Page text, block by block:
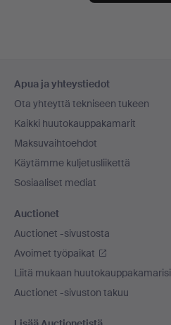
Apua ja yhteystiedot
Ota yhteyttä tekniseen tukeen
Kaikki huutokauppakamarit
Maksuvaihtoehdot
Käytämme kuljetusliikettä
Sosiaaliset mediat
Auctionet
Auctionet -sivustosta
Avoimet työpaikat
Liitä mukaan huutokauppakamarisi
Auctionet -sivuston takuu